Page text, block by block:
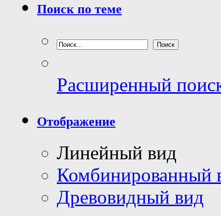
Поиск по теме
Расширенный
Отображение
Линейный вид
Комбинированный
Древовидный вид